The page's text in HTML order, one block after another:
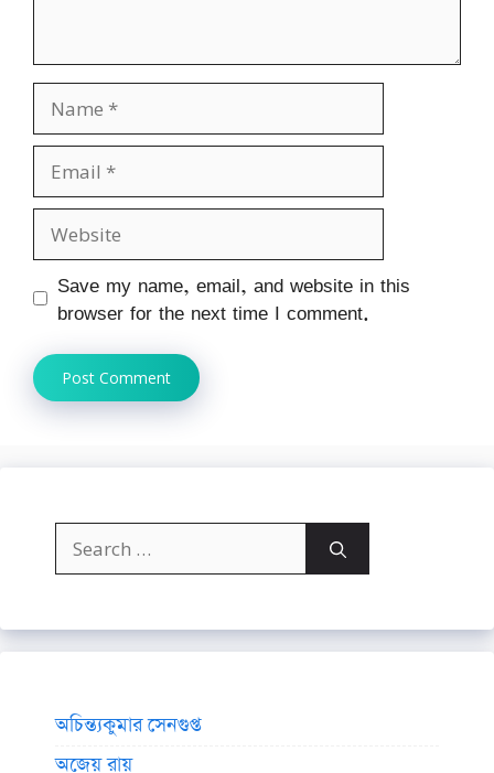
Name
Email
Website
Save my name, email, and website in this
browser for the next time I comment.
Search
for:
অচিন্ত্যকুমার সেনগুপ্ত
অজেয় রায়